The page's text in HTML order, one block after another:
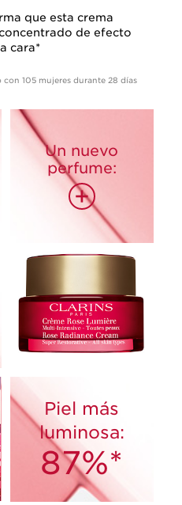
que esta crema
de efecto
cara*
105 mujeres durante 28 días
Un nuevo
perfume:
+
Piel más
luminosa:
87%*